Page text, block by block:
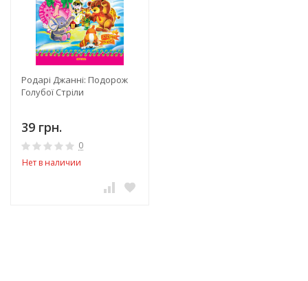
Родарі Джанні: Подорож
Голубої Стріли
39 грн.
0
Нет в наличии